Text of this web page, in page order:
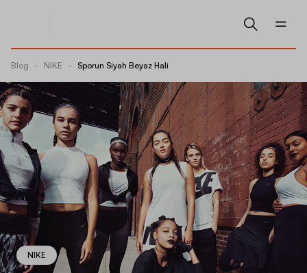
Blog - NIKE - Sporun Siyah Beyaz Hali
NIKE